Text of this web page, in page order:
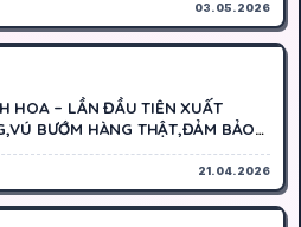
03.05.2026
HOA – LẦN ĐẦU TIÊN XUẤT
BƯỚM HÀNG THẬT,ĐẢM BẢO
21.04.2026